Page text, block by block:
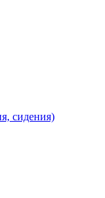
сидения)